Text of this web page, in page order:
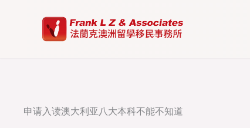
申请入读澳大利亚八大本科不能不知道